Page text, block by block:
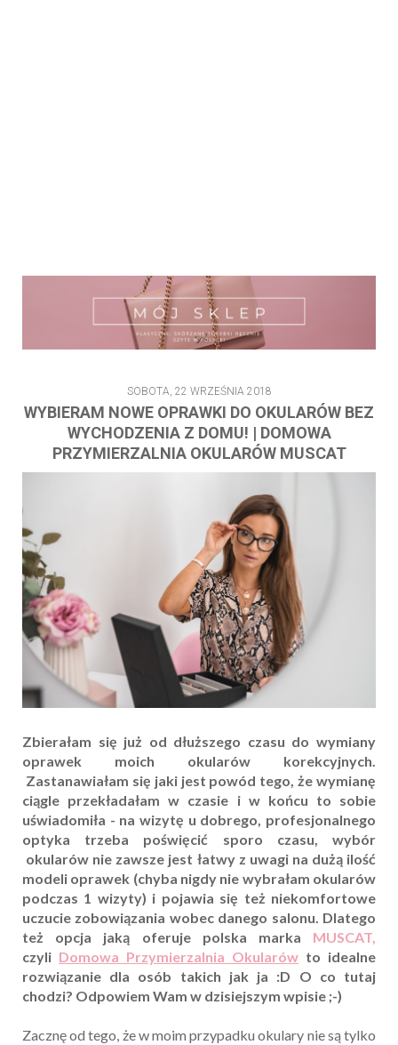
SOBOTA, 22 WRZEŚNIA 2018
WYBIERAM NOWE OPRAWKI DO OKULARÓW BEZ
WYCHODZENIA Z DOMU! | DOMOWA
PRZYMIERZALNIA OKULARÓW MUSCAT
Zbierałam się już od dłuższego czasu do wymiany
oprawek moich okularów korekcyjnych.
Zastanawiałam się jaki jest powód tego, że wymianę
ciągle przekładałam w czasie i w końcu to sobie
uświadomiła - na wizytę u dobrego, profesjonalnego
optyka trzeba poświęcić sporo czasu, wybór
okularów nie zawsze jest łatwy z uwagi na dużą ilość
modeli oprawek (chyba nigdy nie wybrałam okularów
podczas 1 wizyty) i pojawia się też niekomfortowe
uczucie zobowiązania wobec danego salonu. Dlatego
też opcja jaką oferuje polska marka MUSCAT,
czyli Domowa Przymierzalnia Okularów to idealne
rozwiązanie dla osób takich jak ja :D O co tutaj
chodzi? Odpowiem Wam w dzisiejszym wpisie ;-)
Zacznę od tego, że w moim przypadku okulary nie są tylko